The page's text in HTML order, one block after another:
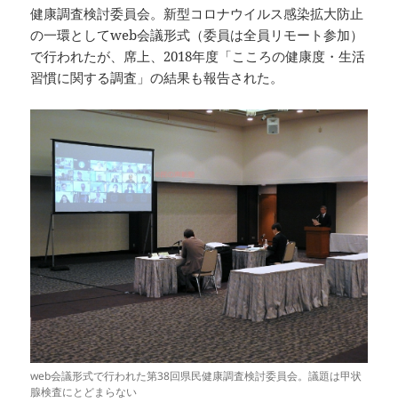
健康調査検討委員会。新型コロナウイルス感染拡大防止
の一環としてweb会議形式（委員は全員リモート参加）
で行われたが、席上、2018年度「こころの健康度・生活
習慣に関する調査」の結果も報告された。
web会議形式で行われた第38回県民健康調査検討委員会。議題は甲状
腺検査にとどまらない